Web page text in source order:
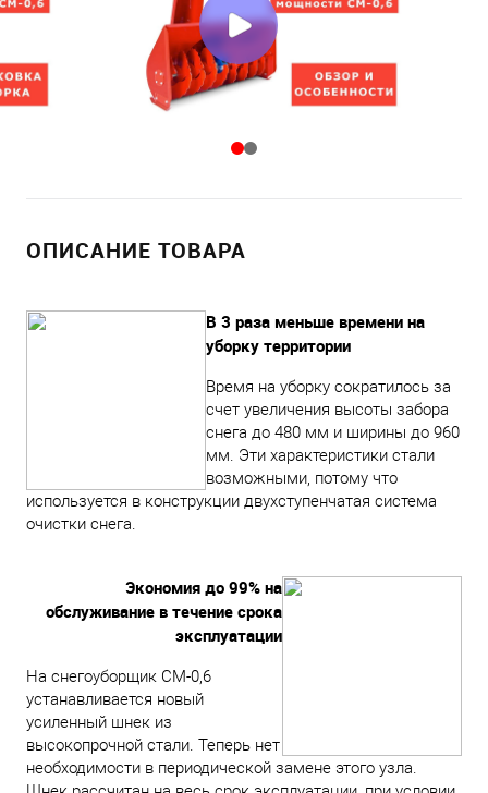
ОПИСАНИЕ ТОВАРА
В 3 раза меньше времени на
уборку территории
Время на уборку сократилось за
счет увеличения высоты забора
снега до 480 мм и ширины до 960
мм. Эти характеристики стали
возможными, потому что
используется в конструкции двухступенчатая система
очистки снега.
Экономия до 99% на
обслуживание в течение срока
эксплуатации
На снегоуборщик СМ-0,6
устанавливается новый
усиленный шнек из
высокопрочной стали. Теперь нет
необходимости в периодической замене этого узла.